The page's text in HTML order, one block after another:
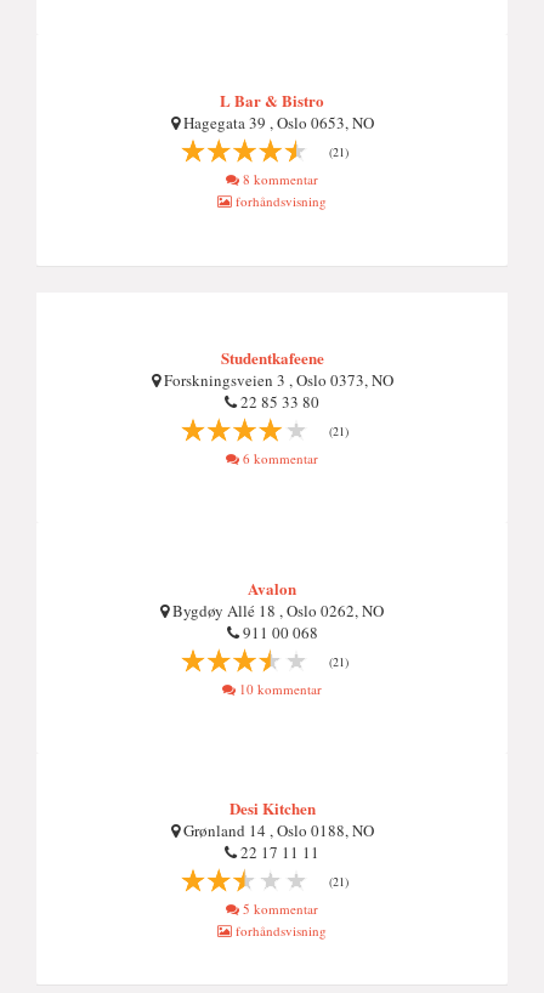
L Bar & Bistro
Hagegata 39 , Oslo 0653, NO
(21)
8 kommentar
forhåndsvisning
Studentkafeene
Forskningsveien 3 , Oslo 0373, NO
22 85 33 80
(21)
6 kommentar
Avalon
Bygdøy Allé 18 , Oslo 0262, NO
911 00 068
(21)
10 kommentar
Desi Kitchen
Grønland 14 , Oslo 0188, NO
22 17 11 11
(21)
5 kommentar
forhåndsvisning